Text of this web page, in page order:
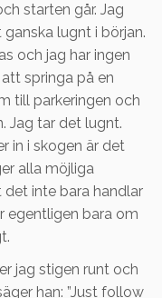
starten går. Jag
lugnt i början.
och jag har ingen
springa på en
till parkeringen och
Jag tar det lugnt.
in i skogen är det
alla möjliga
det inte bara handlar
egentligen bara om
jag stigen runt och
han: ”Just follow